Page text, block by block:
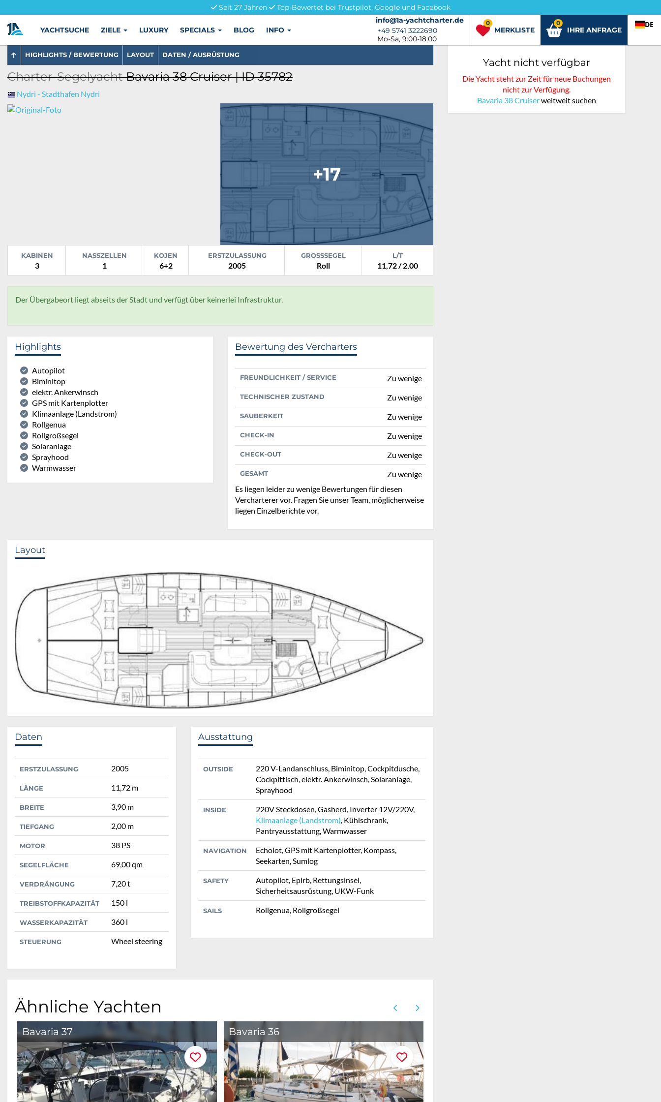
Seit 27 Jahren
Top-Bewertet bei Trustpilot, Google und Facebook
info@1a-yachtcharter.de
info@1a-yachtcharter.de
+49 5741 3222690
+49 5741 3222690
Mo-Sa, 9:00-18:00
MERKLISTE
0
IHRE ANFRAGE
0 DE
YACHTSUCHE ZIELE LUXURY SPECIALS BLOG INFO
HIGHLIGHTS / BEWERTUNG LAYOUT DATEN / AUSRÜSTUNG
Charter-SegelyachtBavaria 38 Cruiser | ID 35782
Nydri - Stadthafen Nydri
+17
KABINEN
3
NASSZELLEN
1
KOJEN
6+2
ERSTZULASSUNG
2005
GROSSSEGEL
Roll
L/T
11,72 / 2,00
Der Übergabeort liegt abseits der Stadt und verfügt über keinerlei Infrastruktur.
Highlights
Autopilot
Biminitop
elektr. Ankerwinsch
GPS mit Kartenplotter
Klimaanlage (Landstrom)
Rollgenua
Rollgroßsegel
Solaranlage
Sprayhood
Warmwasser
Bewertung des Vercharters
FREUNDLICHKEIT / SERVICE Zu wenige
TECHNISCHER ZUSTAND Zu wenige
SAUBERKEIT Zu wenige
CHECK-IN Zu wenige
CHECK-OUT Zu wenige
GESAMT
Zu wenige
Es liegen leider zu wenige Bewertungen für diesen
Vercharterer vor. Fragen Sie unser Team, möglicherweise
liegen Einzelberichte vor.
Layout
Daten
ERSTZULASSUNG 2005
LÄNGE 11,72 m
BREITE 3,90 m
TIEFGANG 2,00 m
MOTOR 38 PS
SEGELFLÄCHE 69,00 qm
VERDRÄNGUNG 7,20 t
TREIBSTOFFKAPAZITÄT 150 l
WASSERKAPAZITÄT 360 l
STEUERUNG Wheel steering
Ausstattung
OUTSIDE
220 V-Landanschluss, Biminitop, Cockpitdusche,
Cockpittisch, elektr. Ankerwinsch, Solaranlage,
Sprayhood
INSIDE
220V Steckdosen, Gasherd, Inverter 12V/220V,
Klimaanlage (Landstrom), Kühlschrank,
Pantryausstattung, Warmwasser
NAVIGATION
Echolot, GPS mit Kartenplotter, Kompass,
Seekarten, Sumlog
SAFETY
Autopilot, Epirb, Rettungsinsel,
Sicherheitsausrüstung, UKW-Funk
SAILS Rollgenua, Rollgroßsegel
Ähnliche Yachten
Bavaria 37 Bavaria 36
Yacht nicht verfügbar
Die Yacht steht zur Zeit für neue Buchungen
nicht zur Verfügung.
Bavaria 38 Cruiserweltweit suchen